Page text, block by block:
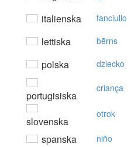
italienska fanciullo
lettiska bērns
polska dziecko
portugisiska
criança
slovenska
otrok
spanska niño